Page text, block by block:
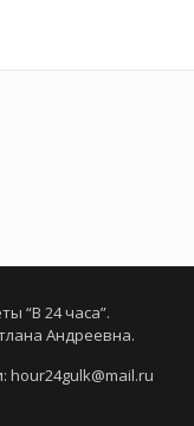
“В 24 часа”.
Андреевна.
hour24gulk@mail.ru